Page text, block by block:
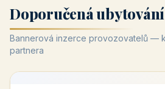
Doporučená ubytování
Bannerová inzerce provozovatelů —
partnera